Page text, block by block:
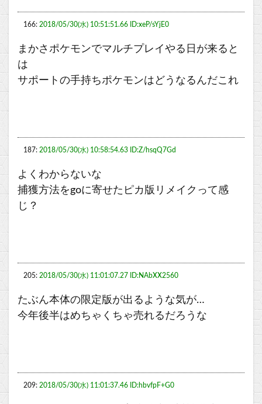
166: 2018/05/30(水) 10:51:51.66 ID:xeP/sYjE0
まかさポケモンでマルチプレイやる日が来ると
は
サポートの手持ちポケモンはどうなるんだこれ
187: 2018/05/30(水) 10:58:54.63 ID:Z/hsqQ7Gd
よくわからないな
捕獲方法をgoに寄せたピカ版リメイクって感
じ？
205: 2018/05/30(水) 11:01:07.27 ID:NAbXX2560
たぶん本体の限定版が出るような気が…
今年後半はめちゃくちゃ売れるだろうな
209: 2018/05/30(水) 11:01:37.46 ID:hbvfpF+G0